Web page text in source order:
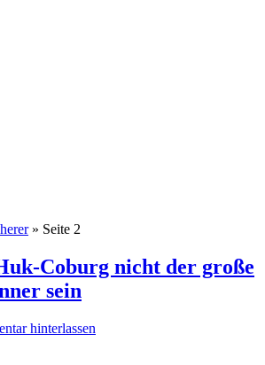
» Seite 2
Coburg nicht der große
sein
hinterlassen